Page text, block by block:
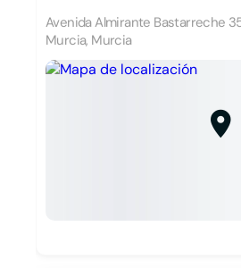
Avenida Almirante Bastarreche
Murcia, Murcia